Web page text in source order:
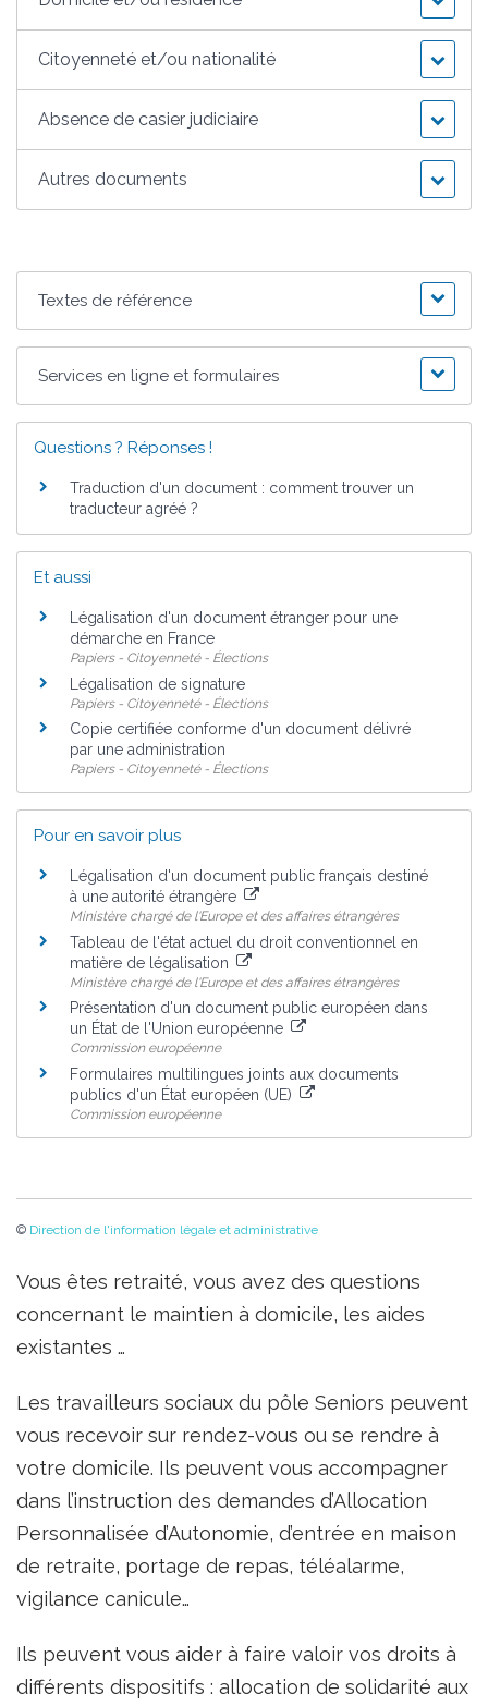
Citoyenneté et/ou nationalité
Absence de casier judiciaire
Autres documents
Textes de référence
Services en ligne et formulaires
Questions ? Réponses !
Traduction d'un document : comment trouver un
traducteur agréé ?
Et aussi
Légalisation d'un document étranger pour une
démarche en France
Papiers - Citoyenneté - Élections
Légalisation de signature
Papiers - Citoyenneté - Élections
Copie certifiée conforme d'un document délivré
par une administration
Papiers - Citoyenneté - Élections
Pour en savoir plus
Légalisation d'un document public français destiné
à une autorité étrangère
Ministère chargé de l'Europe et des affaires étrangères
Tableau de l'état actuel du droit conventionnel en
matière de légalisation
Ministère chargé de l'Europe et des affaires étrangères
Présentation d'un document public européen dans
un État de l'Union européenne
Commission européenne
Formulaires multilingues joints aux documents
publics d'un État européen (UE)
Commission européenne
© Direction de l'information légale et administrative
Vous êtes retraité, vous avez des questions
concernant le maintien à domicile, les aides
existantes …
Les travailleurs sociaux du pôle Seniors peuvent
vous recevoir sur rendez-vous ou se rendre à
votre domicile. Ils peuvent vous accompagner
dans l’instruction des demandes d’Allocation
Personnalisée d’Autonomie, d’entrée en maison
de retraite, portage de repas, téléalarme,
vigilance canicule…
Ils peuvent vous aider à faire valoir vos droits à
différents dispositifs : allocation de solidarité aux